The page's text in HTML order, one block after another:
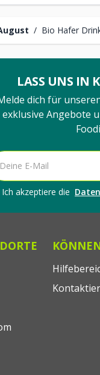
/ Bio Hafer
LASS UNS IN
dich für
exklusive Angebote
Ich akzeptiere die